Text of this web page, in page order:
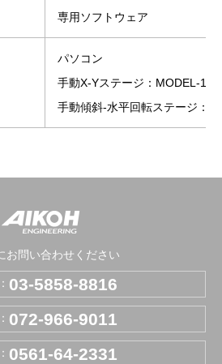
専用ソフトウェア
パソコン
手動X-Yステージ：MODEL-
手動傾斜-水平回転ステージ：
お問い合わせください
03-5858-8816
072-966-9011
0561-64-2331